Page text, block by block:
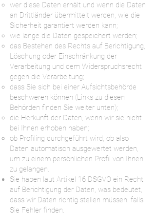
wer diese Daten erhält und wenn die Daten
an Drittländer übermittelt werden, wie die
Sicherheit garantiert werden kann;
wie lange die Daten gespeichert werden;
das Bestehen des Rechts auf Berichtigung,
Löschung oder Einschränkung der
Verarbeitung und dem Widerspruchsrecht
gegen die Verarbeitung;
dass Sie sich bei einer Aufsichtsbehörde
beschweren können (Links zu diesen
Behörden finden Sie weiter unten);
die Herkunft der Daten, wenn wir sie nicht
bei Ihnen erhoben haben;
ob Profiling durchgeführt wird, ob also
Daten automatisch ausgewertet werden,
um zu einem persönlichen Profil von Ihnen
zu gelangen.
Sie haben laut Artikel 16 DSGVO ein Recht
auf Berichtigung der Daten, was bedeutet,
dass wir Daten richtig stellen müssen, falls
Sie Fehler finden.